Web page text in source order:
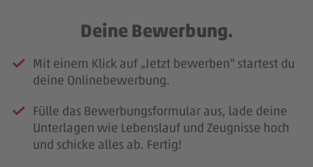
Deine Bewerbung.
Mit einem Klick auf „Jetzt bewerben“ startest du
deine Onlinebewerbung.
Fülle das Bewerbungsformular aus, lade deine
Unterlagen wie Lebenslauf und Zeugnisse hoch
und schicke alles ab. Fertig!